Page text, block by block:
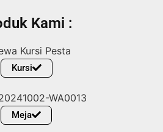
Kami :
Kursi
Meja